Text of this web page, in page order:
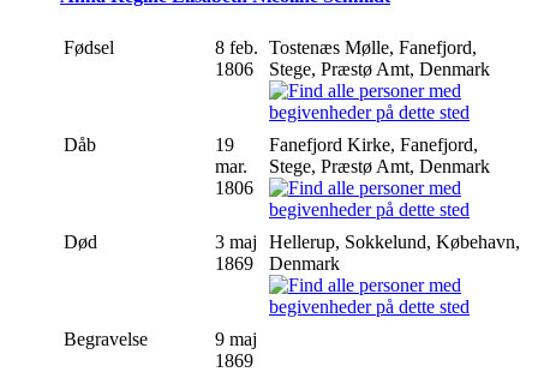
Fødsel
8 feb.
1806
Tostenæs Mølle, Fanefjord,
Stege, Præstø Amt, Denmark
Dåb
19
mar.
1806
Fanefjord Kirke, Fanefjord,
Stege, Præstø Amt, Denmark
Død
3 maj
1869
Hellerup, Sokkelund, Købehavn,
Denmark
Begravelse
9 maj
1869